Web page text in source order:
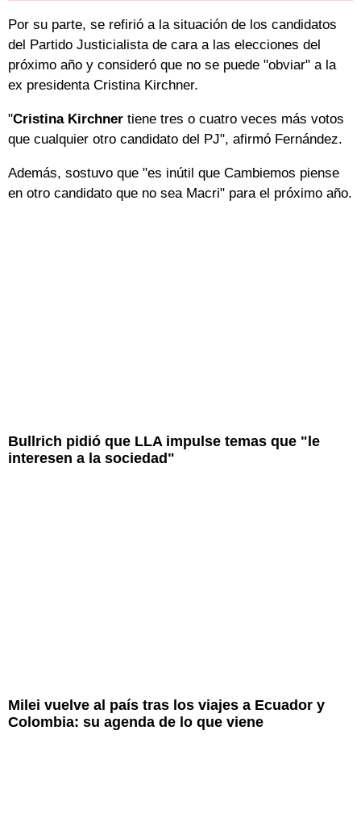
Por su parte, se refirió a la situación de los candidatos
del Partido Justicialista de cara a las elecciones del
próximo año y consideró que no se puede "obviar" a la
ex presidenta Cristina Kirchner.
"Cristina Kirchner tiene tres o cuatro veces más votos
que cualquier otro candidato del PJ", afirmó Fernández.
Además, sostuvo que "es inútil que Cambiemos piense
en otro candidato que no sea Macri" para el próximo año.
Bullrich pidió que LLA impulse temas que "le
interesen a la sociedad"
Milei vuelve al país tras los viajes a Ecuador y
Colombia: su agenda de lo que viene